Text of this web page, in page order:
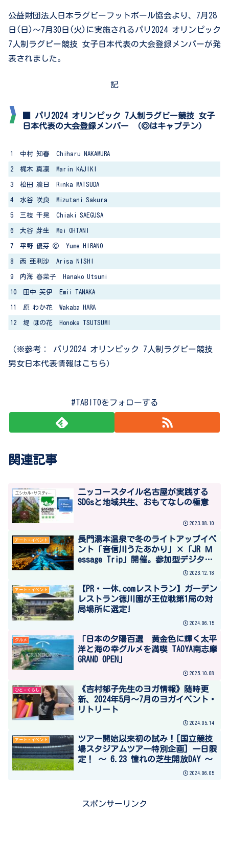
公益財団法人日本ラグビーフットボール協会より、7月28
日(日)～7月30日(火)に実施されるパリ2024 オリンピック
7人制ラグビー競技 女子日本代表の大会登録メンバーが発
表されました。
記
■ パリ2024 オリンピック 7人制ラグビー競技 女子
日本代表の大会登録メンバー （◎はキャプテン）
1 中村 知春 Chiharu NAKAMURA
2 梶木 真凜 Marin KAJIKI
3 松田 凜日 Rinka MATSUDA
4 水谷 咲良 Mizutani Sakura
5 三枝 千晃 Chiaki SAEGUSA
6 大谷 芽生 Mei OHTANI
7 平野 優芽 ◎ Yume HIRANO
8 西 亜利沙 Arisa NISHI
9 内海 春菜子 Hanako Utsumi
10 田中 笑伊 Emii TANAKA
11 原 わか花 Wakaba HARA
12 堤 ほの花 Honoka TSUTSUMI
（※参考： パリ2024 オリンピック 7人制ラグビー競技
男女日本代表情報はこちら）
#TABITOをフォローする
関連記事
エシカル･サステｨナブル
二ッコースタイル名古屋が実践する
SDGsと地域共生、おもてなしの極意
2023.08.10
アート・イベント
長門湯本温泉で冬のライトアップイベ
ント「音信川うたあかり」×「JR Ｍ
essage Trip」開催。参加型デジタル
行燈、メッセージラリーにも注目。
2023.12.18
アート・イベント
【PR・一休.comレストラン】ガーデン
レストラン徳川園が王位戦第1局の対
局場所に選定!
2024.06.15
グルメ
「日本の夕陽百選 黄金色に輝く太平
洋と海の幸グルメを満喫 TAOYA南志摩
GRAND OPEN」
2025.10.08
ひと・くらし
《吉村郁子先生のヨガ情報》随時更
新、2024年5月～7月のヨガイベント・
リトリート
2024.05.14
アート・イベント
ツアー開始以来初の試み！[国立競技
場スタジアムツアー特別企画] 一日限
定！ ～ 6.23 憧れの芝生開放DAY ～
2024.06.05
スポンサーリンク